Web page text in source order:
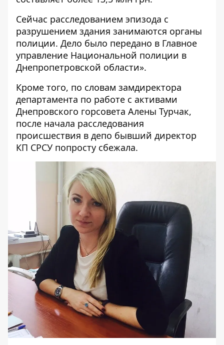
Сейчас расследованием эпизода с
разрушением здания занимаются органы
полиции. Дело было передано в Главное
управление Национальной полиции в
Днепропетровской области».
Кроме того, по словам замдиректора
департамента по работе с активами
Днепровского горсовета Алены Турчак,
после начала расследования
происшествия в депо бывший директор
КП СРСУ попросту сбежала.